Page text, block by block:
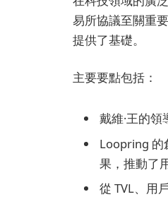
易所協議至關重
提供了基礎。
主要要點包括：
戴維·王的
Loopring 的
果，推動了
從 TVL、用